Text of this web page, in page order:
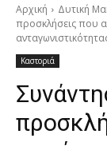
Αρχική Δυτική
προσκλήσεις που
Καστοριά